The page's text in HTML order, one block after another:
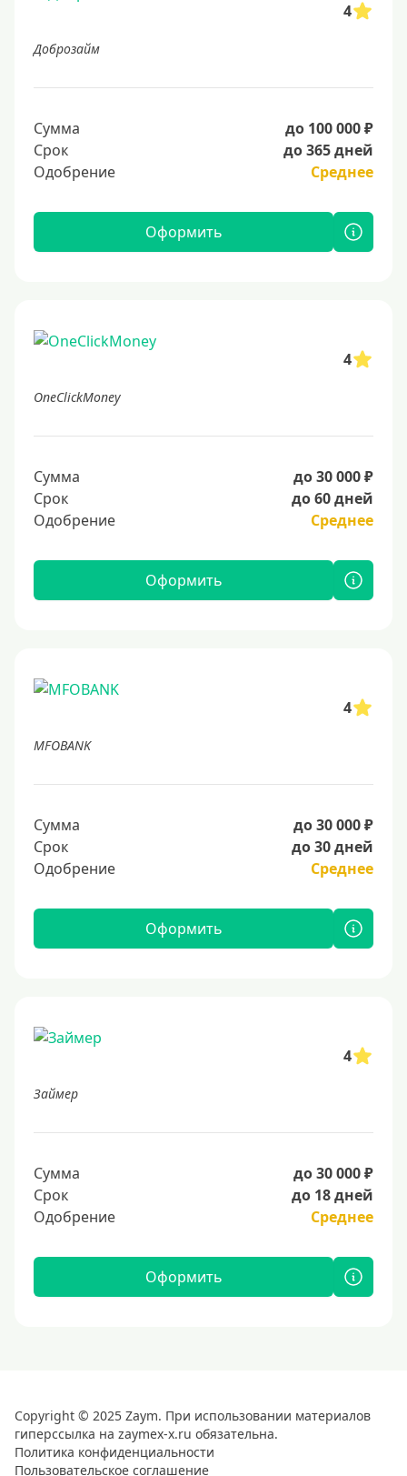
4
Доброзайм
Сумма
до 100 000 ₽
Срок
до 365 дней
Одобрение
Среднее
Оформить
4
OneClickMoney
Сумма
до 30 000 ₽
Срок
до 60 дней
Одобрение
Среднее
Оформить
4
MFOBANK
Сумма
до 30 000 ₽
Срок
до 30 дней
Одобрение
Среднее
Оформить
4
Займер
Сумма
до 30 000 ₽
Срок
до 18 дней
Одобрение
Среднее
Оформить
Copyright © 2025 Zaym. При использовании материалов
гиперссылка на zaymex-x.ru обязательна.
Политика конфиденциальности
Пользовательское соглашение